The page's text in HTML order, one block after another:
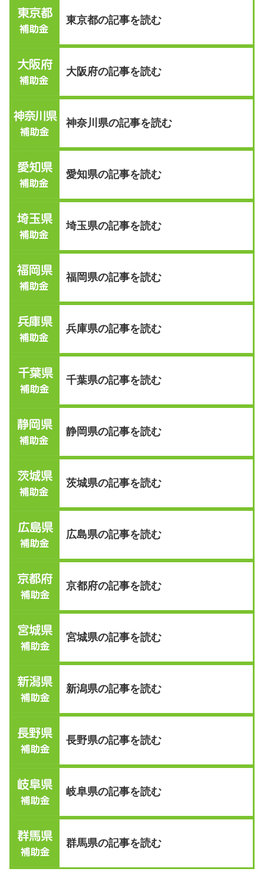
東京都の記事を読む
大阪府の記事を読む
神奈川県の記事を読む
愛知県の記事を読む
埼玉県の記事を読む
福岡県の記事を読む
兵庫県の記事を読む
千葉県の記事を読む
静岡県の記事を読む
茨城県の記事を読む
広島県の記事を読む
京都府の記事を読む
宮城県の記事を読む
新潟県の記事を読む
長野県の記事を読む
岐阜県の記事を読む
群馬県の記事を読む